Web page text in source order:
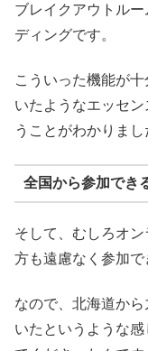
ブレイクアウトル
ディングです。
こういった機能が
いたようなエッセ
うことがわかりまし
全国から参加でき
そして、むしろオ
方も遠慮なく参加で
なので、北海道か
いたというような